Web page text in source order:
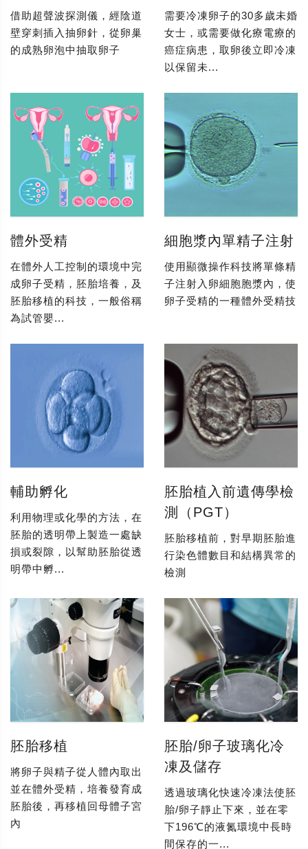
借助超聲波探測儀，經陰道
壁穿刺插入抽卵針，從卵巢
的成熟卵泡中抽取卵子
需要冷凍卵子的30多歲未婚
女士，或需要做化療電療的
癌症病患，取卵後立即冷凍
以保留未...
體外受精
在體外人工控制的環境中完
成卵子受精，胚胎培養，及
胚胎移植的科技，一般俗稱
為試管嬰...
細胞漿內單精子注射
使用顯微操作科技將單條精
子注射入卵細胞胞漿內，使
卵子受精的一種體外受精技
輔助孵化
利用物理或化學的方法，在
胚胎的透明帶上製造一處缺
損或裂隙，以幫助胚胎從透
明帶中孵...
胚胎植入前遺傳學檢
測（PGT）
胚胎移植前，對早期胚胎進
行染色體數目和結構異常的
檢測
胚胎移植
將卵子與精子從人體內取出
並在體外受精，培養發育成
胚胎後，再移植回母體子宮
內
胚胎/卵子玻璃化冷
凍及儲存
透過玻璃化快速冷凍法使胚
胎/卵子靜止下來，並在零
下196℃的液氮環境中長時
間保存的一...